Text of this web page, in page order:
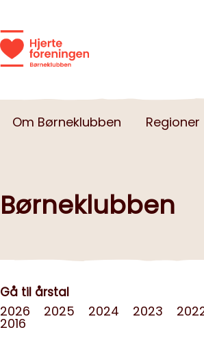
Om Børneklubben Regioner
Børneklubben
Gå til årstal
2026 2025 2024 2023
2016